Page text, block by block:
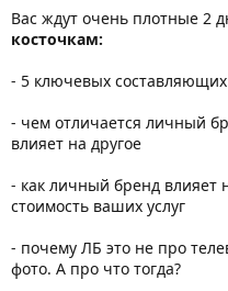
Вас ждут очень плотные 2
косточкам:
- 5 ключевых
- чем отличается личный
влияет на другое
- как личный бренд влияет
стоимость ваших услуг
- почему ЛБ это не про
фото. А про что тогда?